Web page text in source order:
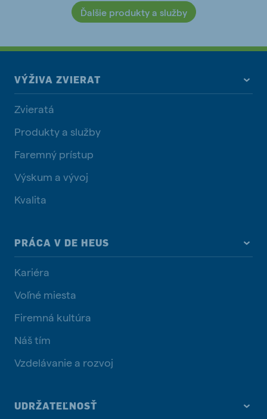
Ďalšie produkty a služby
VÝŽIVA ZVIERAT
Zvieratá
Produkty a služby
Faremný prístup
Výskum a vývoj
Kvalita
PRÁCA V DE HEUS
Kariéra
Voľné miesta
Firemná kultúra
Náš tím
Vzdelávanie a rozvoj
UDRŽATEĽNOSŤ